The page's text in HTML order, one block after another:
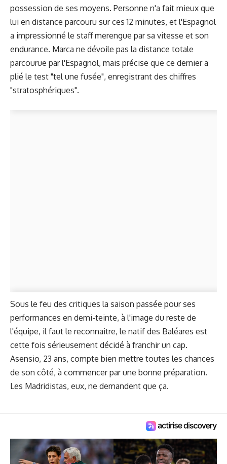
possession de ses moyens. Personne n'a fait mieux que
lui en distance parcouru sur ces 12 minutes, et l'Espagnol
a impressionné le staff merengue par sa vitesse et son
endurance. Marca ne dévoile pas la distance totale
parcourue par l'Espagnol, mais précise que ce dernier a
plié le test "tel une fusée", enregistrant des chiffres
"stratosphériques".
Sous le feu des critiques la saison passée pour ses
performances en demi-teinte, à l'image du reste de
l'équipe, il faut le reconnaitre, le natif des Baléares est
cette fois sérieusement décidé à franchir un cap.
Asensio, 23 ans, compte bien mettre toutes les chances
de son côté, à commencer par une bonne préparation.
Les Madridistas, eux, ne demandent que ça.